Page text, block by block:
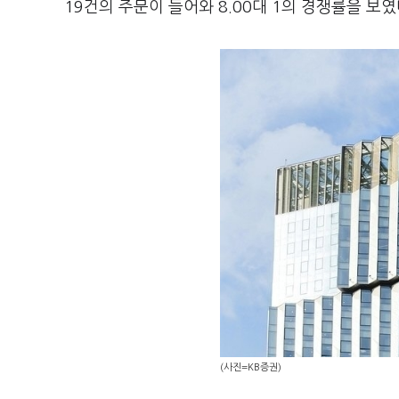
19건의 주문이 들어와 8.00대 1의 경쟁률을 보였
(사진=KB증권)